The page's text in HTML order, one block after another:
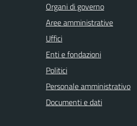
Organi di governo
Aree amministrative
Uffici
Enti e fondazioni
Politici
Personale amministrativo
Documenti e dati